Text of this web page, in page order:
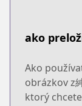
ako
Ako
obrázkov z
ktorý